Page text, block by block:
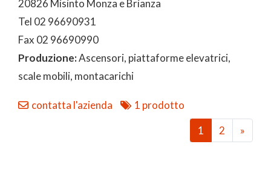
20826 Misinto Monza e Brianza
Tel 02 96690931
Fax 02 96690990
Produzione:Ascensori, piattaforme elevatrici,
scale mobili, montacarichi
contatta l'azienda
1 prodotto
1
2 »